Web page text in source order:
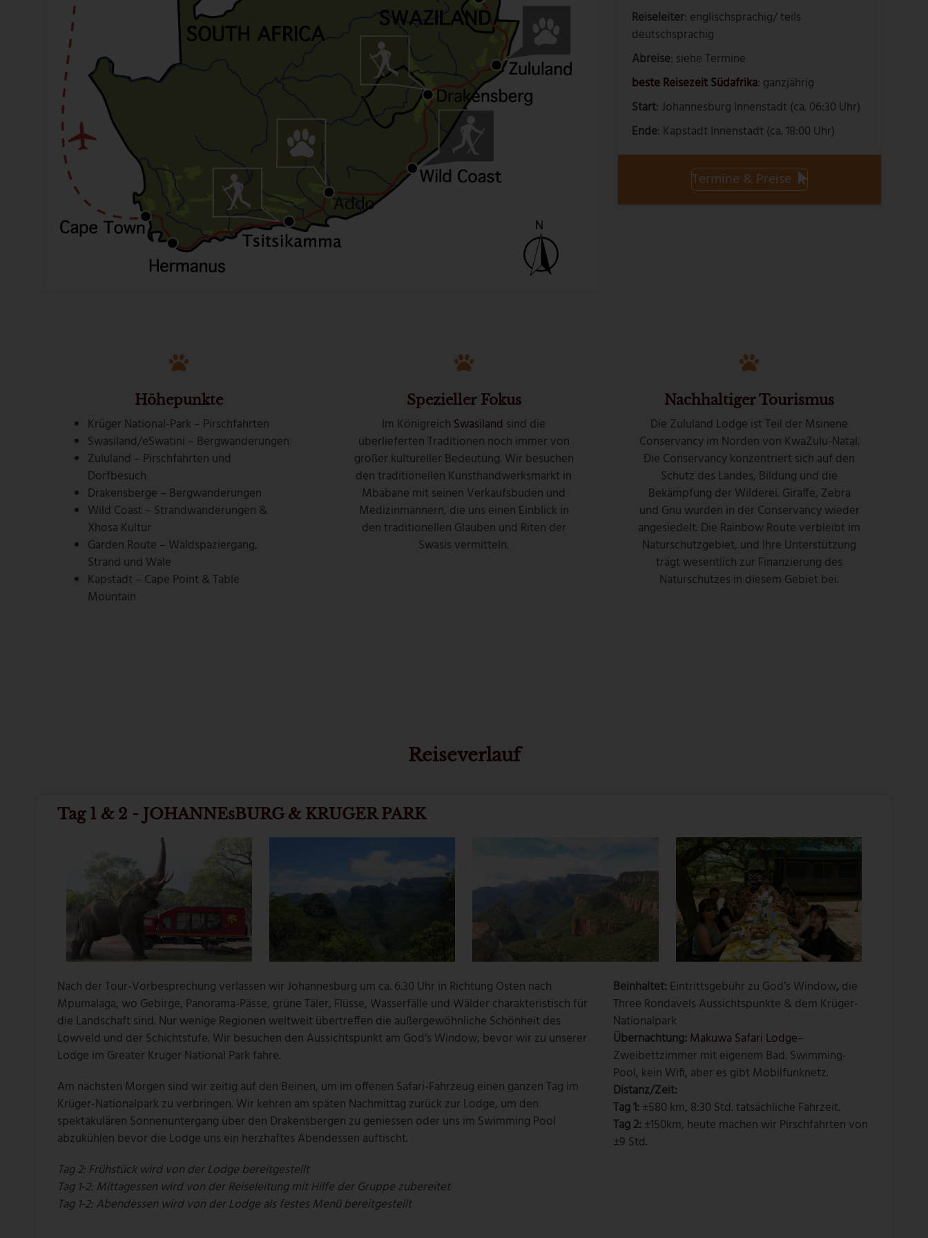
Reiseleiter: englischsprachig/ teils
deutschsprachig
Abreise: siehe Termine
beste Reisezeit Südafrika: ganzjährig
Start: Johannesburg Innenstadt (ca. 06:30 Uhr)
Ende: Kapstadt Innenstadt (ca. 18:00 Uhr)
Termine & Preise
Höhepunkte
Krüger National-Park – Pirschfahrten
Swasiland/eSwatini – Bergwanderungen
Zululand – Pirschfahrten und
Dorfbesuch
Drakensberge – Bergwanderungen
Wild Coast – Strandwanderungen &
Xhosa Kultur
Garden Route – Waldspaziergang,
Strand und Wale
Kapstadt – Cape Point & Table
Mountain
Spezieller Fokus
Im Königreich Swasiland sind die
überlieferten Traditionen noch immer von
großer kultureller Bedeutung. Wir besuchen
den traditionellen Kunsthandwerksmarkt in
Mbabane mit seinen Verkaufsbuden und
Medizinmännern, die uns einen Einblick in
den traditionellen Glauben und Riten der
Swasis vermitteln.
Nachhaltiger Tourismus
Die Zululand Lodge ist Teil der Msinene
Conservancy im Norden von KwaZulu-Natal.
Die Conservancy konzentriert sich auf den
Schutz des Landes, Bildung und die
Bekämpfung der Wilderei. Giraffe, Zebra
und Gnu wurden in der Conservancy wieder
angesiedelt. Die Rainbow Route verbleibt im
Naturschutzgebiet, und Ihre Unterstützung
trägt wesentlich zur Finanzierung des
Naturschutzes in diesem Gebiet bei.
Reiseverlauf
Tag 1 & 2 - JOHANNEsBURG & KRUGER PARK
Nach der Tour-Vorbesprechung verlassen wir Johannesburg um ca. 6.30 Uhr in Richtung Osten nach
Mpumalaga, wo Gebirge, Panorama-Pässe, grüne Täler, Flüsse, Wasserfälle und Wälder charakteristisch für
die Landschaft sind. Nur wenige Regionen weltweit übertreffen die außergewöhnliche Schönheit des
Lowveld und der Schichtstufe. Wir besuchen den Aussichtspunkt am God’s Window, bevor wir zu unserer
Lodge im Greater Kruger National Park fahre.
Am nächsten Morgen sind wir zeitig auf den Beinen, um im offenen Safari-Fahrzeug einen ganzen Tag im
Krüger-Nationalpark zu verbringen. Wir kehren am späten Nachmittag zurück zur Lodge, um den
spektakulären Sonnenuntergang über den Drakensbergen zu geniessen oder uns im Swimming Pool
abzukühlen bevor die Lodge uns ein herzhaftes Abendessen auftischt.
Tag 2: Frühstück wird von der Lodge bereitgestellt
Tag 1-2: Mittagessen wird von der Reiseleitung mit Hilfe der Gruppe zubereitet
Tag 1-2: Abendessen wird von der Lodge als festes Menü bereitgestellt
Beinhaltet:Eintrittsgebühr zu God’s Window,die
Three Rondavels Aussichtspunkte & dem Krüger-
Nationalpark
Übernachtung:Makuwa Safari Lodge–
Zweibettzimmer mit eigenem Bad. Swimming-
Pool, kein Wifi, aber es gibt Mobilfunknetz.
Distanz/Zeit:
Tag 1:±580 km, 8:30 Std. tatsächliche Fahrzeit.
Tag 2:±150km, heute machen wir Pirschfahrten von
±9 Std.